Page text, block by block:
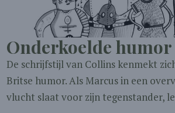
Onderkoelde humor
De schrijfstijl van Collins kenmekt
Britse humor. Als Marcus in een
vlucht slaat voor zijn tegenstander,